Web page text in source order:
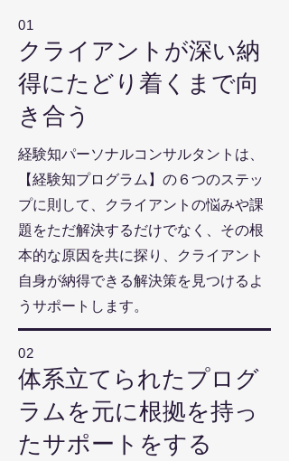
01
クライアントが深い納
得にたどり着くまで向
き合う
経験知パーソナルコンサルタントは、
【経験知プログラム】の６つのステッ
プに則して、クライアントの悩みや課
題をただ解決するだけでなく、その根
本的な原因を共に探り、クライアント
自身が納得できる解決策を見つけるよ
うサポートします。
02
体系立てられたプログ
ラムを元に根拠を持っ
たサポートをする